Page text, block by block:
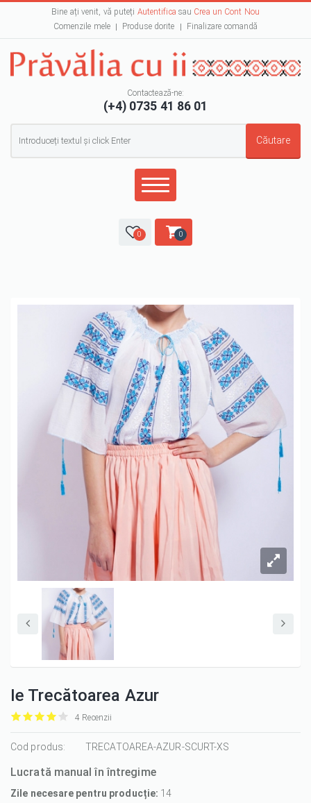
Bine ați venit, vă puteți Autentifica sau Crea un Cont Nou
Comenzile mele
Produse dorite Finalizare comandă
Contactează-ne:
(+4) 0735 41 86 01
Formular de căutare
0 0
Ie Trecătoarea Azur
it
1/5
it
2/5
it
3/5
it
4/5
it
5/5
4 Recenzii
Cod produs: TRECATOAREA-AZUR-SCURT-XS
Lucrată manual în întregime
Zile necesare pentru producție: 14